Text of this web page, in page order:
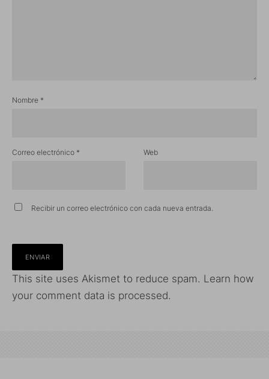
Nombre *
Correo electrónico * Web
Recibir un correo electrónico con cada nueva entrada.
This site uses Akismet to reduce spam. Learn how
your comment data is processed.